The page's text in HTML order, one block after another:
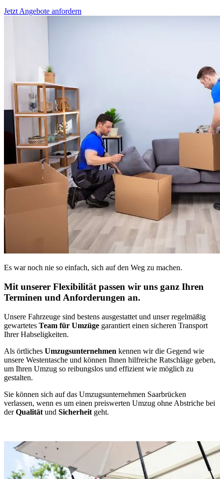
Jetzt Angebote anfordern
Es war noch nie so einfach, sich auf den Weg zu machen.
Mit unserer Flexibilität passen wir uns ganz Ihren
Terminen und Anforderungen an.
Unsere Fahrzeuge sind bestens ausgestattet und unser regelmäßig
gewartetes Team für Umzüge garantiert einen sicheren Transport
Ihrer Habseligkeiten.
Als örtliches Umzugsunternehmen kennen wir die Gegend wie
unsere Westentasche und können Ihnen hilfreiche Ratschläge geben,
um Ihren Umzug so reibungslos und effizient wie möglich zu
gestalten.
Sie können sich auf das Umzugsunternehmen Saarbrücken
verlassen, wenn es um einen preiswerten Umzug ohne Abstriche bei
derQualität und Sicherheit geht.